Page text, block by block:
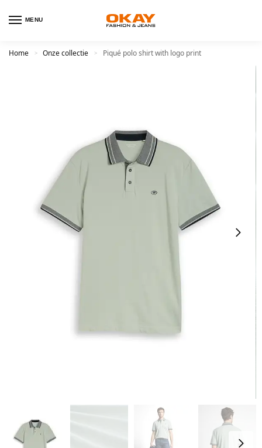
MENU
Home > Onze collectie > Piqué polo shirt with logo print